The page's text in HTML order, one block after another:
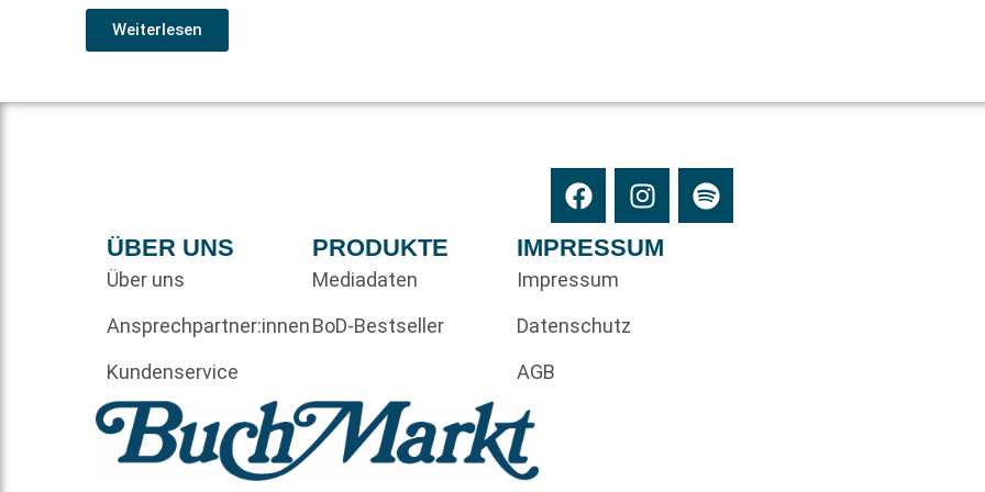
Weiterlesen
ÜBER UNS
Über uns
Ansprechpartner:innen
Kundenservice
PRODUKTE
Mediadaten
BoD-Bestseller
IMPRESSUM
Impressum
Datenschutz
AGB